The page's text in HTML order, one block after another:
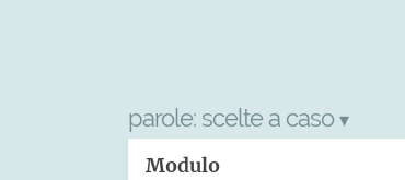
parole: scelte a caso ▾
Modulo